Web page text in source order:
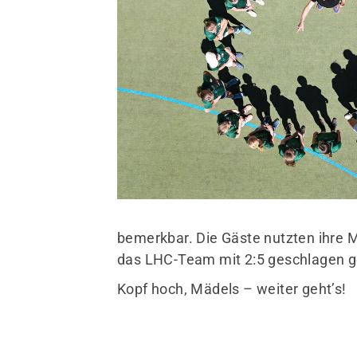
bemerkbar. Die Gäste nutzten ihre
das LHC-Team mit 2:5 geschlagen
Kopf hoch, Mädels – weiter geht’s!
Limburger Hockey-Club
e.V.
Wiesbadener Str. 7
65549 Limburg
06431 42440
.de